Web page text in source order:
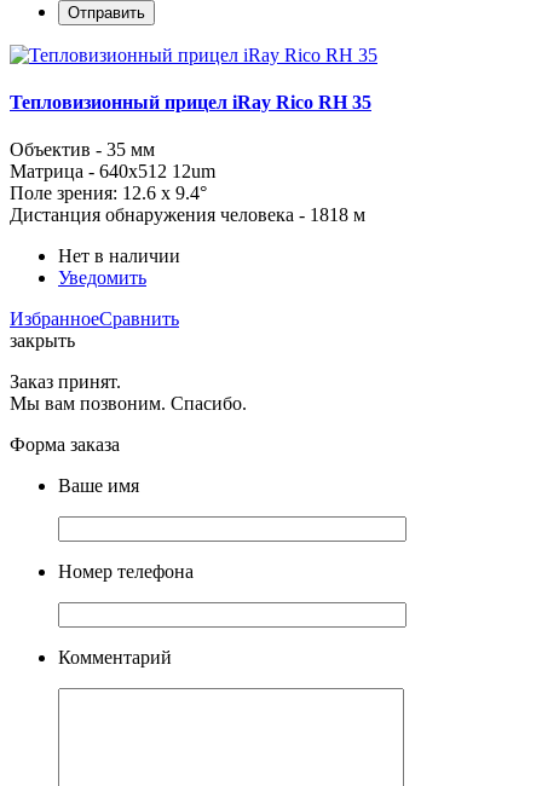
Тепловизионный прицел iRay Rico RH 35
Объектив - 35 мм
Матрица - 640x512 12um
Поле зрения: 12.6 x 9.4°
Дистанция обнаружения человека - 1818 м
Нет в наличии
Уведомить
ИзбранноеСравнить
закрыть
Заказ принят.
Мы вам позвоним. Спасибо.
Форма заказа
Ваше имя
Номер телефона
Комментарий